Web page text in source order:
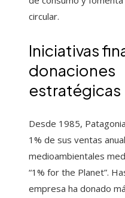
circular.
Iniciativas
donaciones
estratégicas
Desde 1985,
1% de sus ventas
medioambientales
“1% for the Planet”.
empresa ha donado